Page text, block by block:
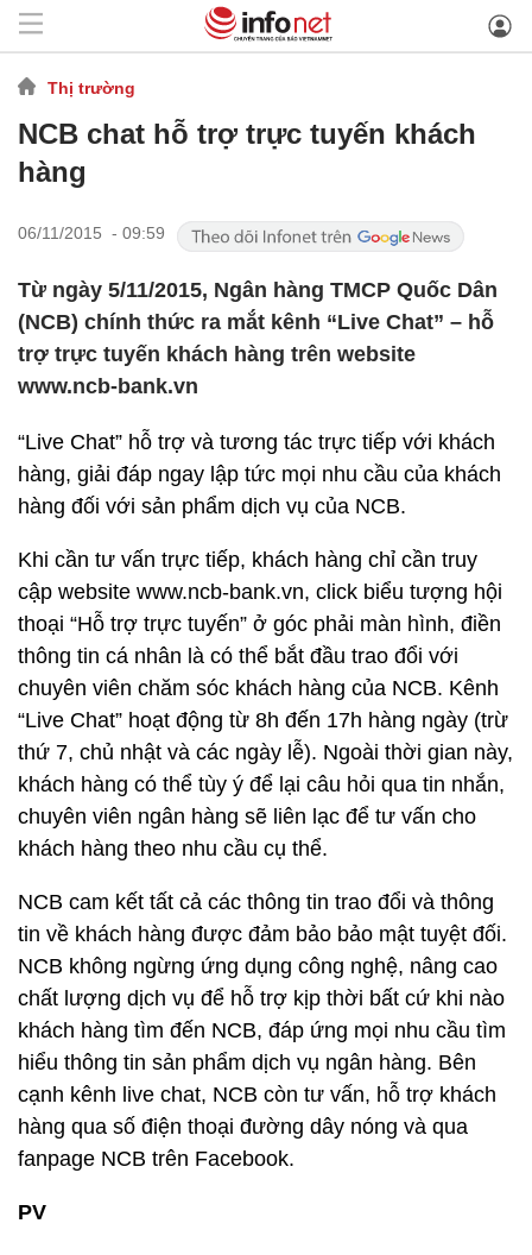
Thị trường
NCB chat hỗ trợ trực tuyến khách
hàng
06/11/2015 - 09:59
Từ ngày 5/11/2015, Ngân hàng TMCP Quốc Dân
(NCB) chính thức ra mắt kênh “Live Chat” – hỗ
trợ trực tuyến khách hàng trên website
www.ncb-bank.vn
“Live Chat” hỗ trợ và tương tác trực tiếp với khách
hàng, giải đáp ngay lập tức mọi nhu cầu của khách
hàng đối với sản phẩm dịch vụ của NCB.
Khi cần tư vấn trực tiếp, khách hàng chỉ cần truy
cập website www.ncb-bank.vn, click biểu tượng hội
thoại “Hỗ trợ trực tuyến” ở góc phải màn hình, điền
thông tin cá nhân là có thể bắt đầu trao đổi với
chuyên viên chăm sóc khách hàng của NCB. Kênh
“Live Chat” hoạt động từ 8h đến 17h hàng ngày (trừ
thứ 7, chủ nhật và các ngày lễ). Ngoài thời gian này,
khách hàng có thể tùy ý để lại câu hỏi qua tin nhắn,
chuyên viên ngân hàng sẽ liên lạc để tư vấn cho
khách hàng theo nhu cầu cụ thể.
NCB cam kết tất cả các thông tin trao đổi và thông
tin về khách hàng được đảm bảo bảo mật tuyệt đối.
NCB không ngừng ứng dụng công nghệ, nâng cao
chất lượng dịch vụ để hỗ trợ kịp thời bất cứ khi nào
khách hàng tìm đến NCB, đáp ứng mọi nhu cầu tìm
hiểu thông tin sản phẩm dịch vụ ngân hàng. Bên
cạnh kênh live chat, NCB còn tư vấn, hỗ trợ khách
hàng qua số điện thoại đường dây nóng và qua
fanpage NCB trên Facebook.
PV